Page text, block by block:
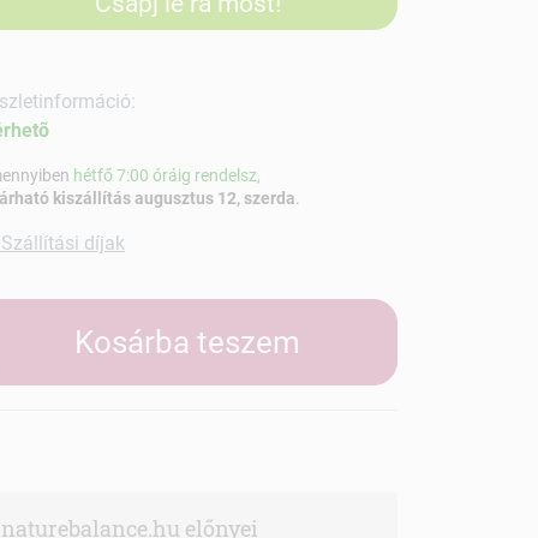
hétfő 7:00 óráig rendelsz,
kiszállítás augusztus 12, szerda
Szállítási díjak
Kosárba teszem
naturebalance.hu előnyei